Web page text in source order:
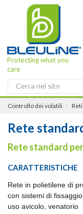
Protecting what you
care
Controllo dei volatili Reti
Rete
Rete standard
CARATTERISTICHE
Rete in polietilene di
con sistemi di
uso avicolo, venatorio